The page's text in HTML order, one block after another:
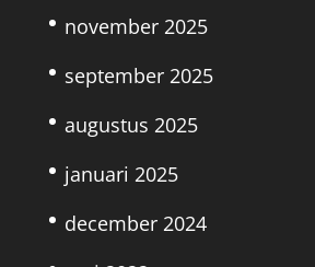
november 2025
september 2025
augustus 2025
januari 2025
december 2024